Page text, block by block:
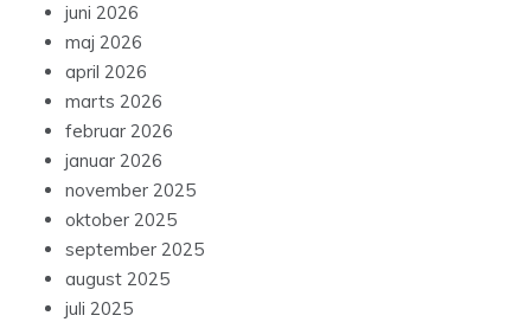
juni 2026
maj 2026
april 2026
marts 2026
februar 2026
januar 2026
november 2025
oktober 2025
september 2025
august 2025
juli 2025